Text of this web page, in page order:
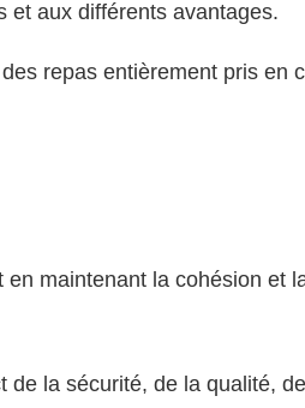
et aux différents avantages.
repas entièrement pris en
maintenant la cohésion et
la sécurité, de la qualité,